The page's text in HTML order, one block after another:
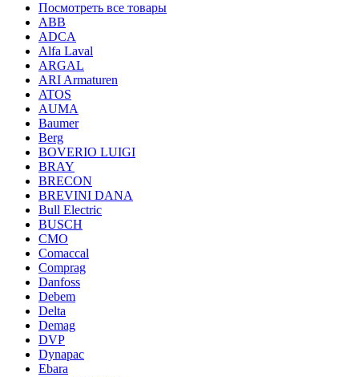
Посмотреть все товары
ABB
ADCA
Alfa Laval
ARGAL
ARI Armaturen
ATOS
AUMA
Baumer
Berg
BOVERIO LUIGI
BRAY
BRECON
BREVINI DANA
Bull Electric
BUSCH
CMO
Comaccal
Comprag
Danfoss
Debem
Delta
Demag
DVP
Dynapac
Ebara